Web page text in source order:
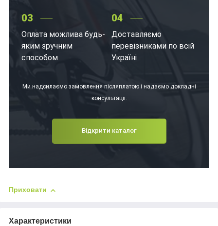
03
Оплата можлива будь-
яким зручним
способом
04
Доставляємо
перевізниками по всій
Україні
Ми надсилаємо замовлення післяплатою і надаємо докладні
консультації.
Відкрити каталог
Приховати
Характеристики